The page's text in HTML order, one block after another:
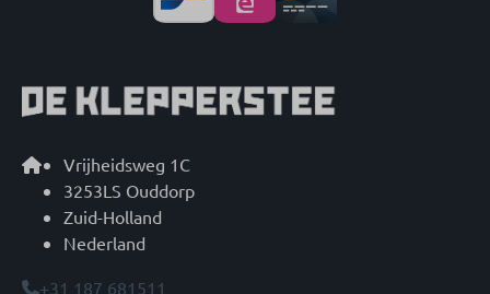
Vrijheidsweg 1C
3253LS Ouddorp
Zuid-Holland
Nederland
+31 187 681511